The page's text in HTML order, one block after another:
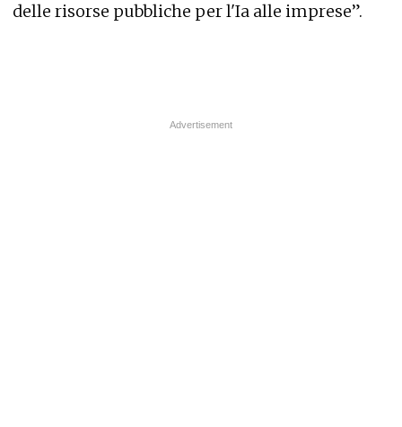
delle risorse pubbliche per l'Ia alle imprese”.